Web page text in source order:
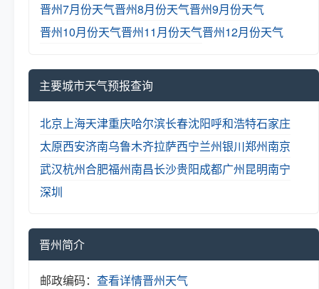
晋州7月份天气晋州8月份天气晋州9月份天气
晋州10月份天气晋州11月份天气晋州12月份天气
主要城市天气预报查询
北京上海天津重庆哈尔滨长春沈阳呼和浩特石家庄
太原西安济南乌鲁木齐拉萨西宁兰州银川郑州南京
武汉杭州合肥福州南昌长沙贵阳成都广州昆明南宁
深圳
晋州简介
邮政编码： 查看详情晋州天气